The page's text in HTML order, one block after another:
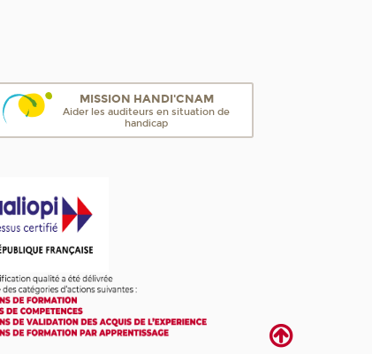
MISSION HANDI'CNAM
Aider les auditeurs en situation de
handicap